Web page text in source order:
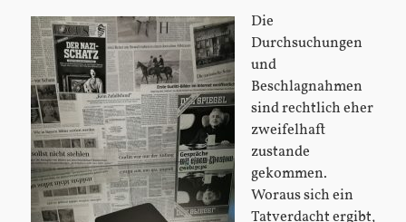
Die
Durchsuchungen
und
Beschlagnahmen
sind rechtlich eher
zweifelhaft
zustande
gekommen.
Woraus sich ein
Tatverdacht ergibt,